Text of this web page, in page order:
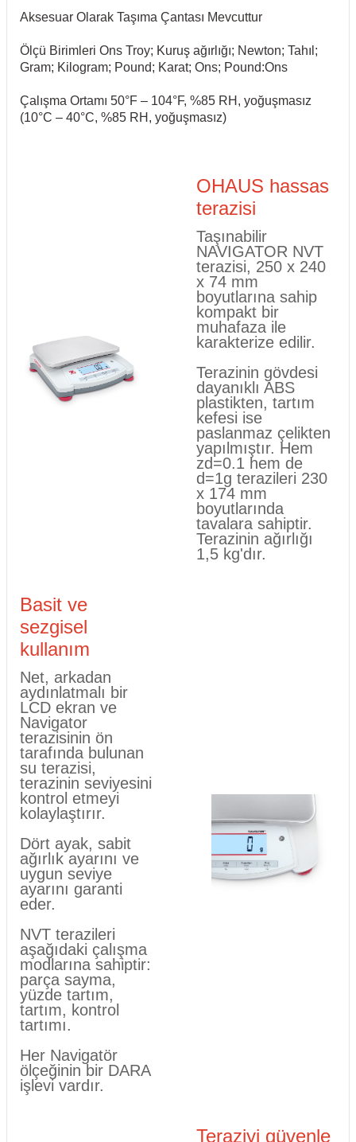
Aksesuar Olarak Taşıma Çantası Mevcuttur
Ölçü Birimleri Ons Troy; Kuruş ağırlığı; Newton; Tahıl;
Gram; Kilogram; Pound; Karat; Ons; Pound:Ons
Çalışma Ortamı 50°F – 104°F, %85 RH, yoğuşmasız
(10°C – 40°C, %85 RH, yoğuşmasız)
OHAUS hassas
terazisi
Taşınabilir
NAVIGATOR NVT
terazisi, 250 x 240
x 74 mm
boyutlarına sahip
kompakt bir
muhafaza ile
karakterize edilir.
Terazinin gövdesi
dayanıklı ABS
plastikten, tartım
kefesi ise
paslanmaz çelikten
yapılmıştır. Hem
zd=0.1 hem de
d=1g terazileri 230
x 174 mm
boyutlarında
tavalara sahiptir.
Terazinin ağırlığı
1,5 kg'dır.
Basit ve
sezgisel
kullanım
Net, arkadan
aydınlatmalı bir
LCD ekran ve
Navigator
terazisinin ön
tarafında bulunan
su terazisi,
terazinin seviyesini
kontrol etmeyi
kolaylaştırır.
Dört ayak, sabit
ağırlık ayarını ve
uygun seviye
ayarını garanti
eder.
NVT terazileri
aşağıdaki çalışma
modlarına sahiptir:
parça sayma,
yüzde tartım,
tartım, kontrol
tartımı.
Her Navigatör
ölçeğinin bir DARA
işlevi vardır.
Teraziyi güvenle